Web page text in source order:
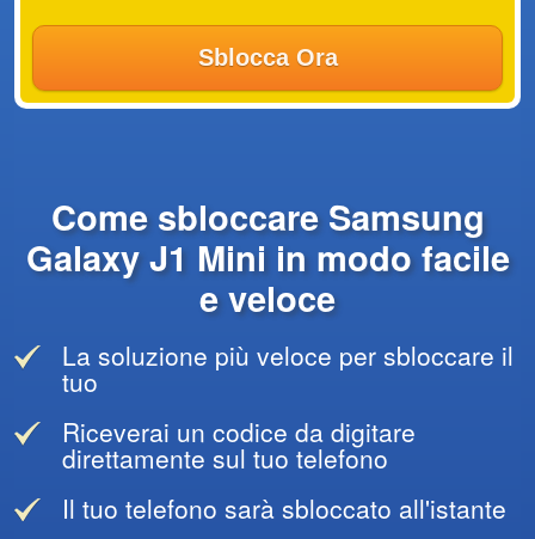
Sblocca Ora
Come sbloccare Samsung
Galaxy J1 Mini in modo facile
e veloce
La soluzione più veloce per sbloccare il
tuo
Riceverai un codice da digitare
direttamente sul tuo telefono
Il tuo telefono sarà sbloccato all'istante